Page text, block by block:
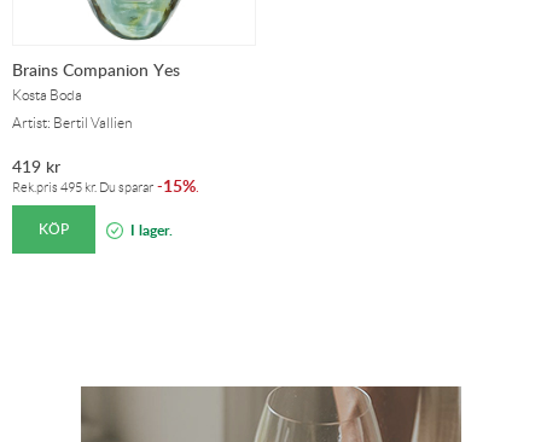
Brains Companion Yes
Kosta Boda
Artist: Bertil Vallien
419 kr
Rek.pris 495 kr. Du sparar -15%
KÖP I lager.